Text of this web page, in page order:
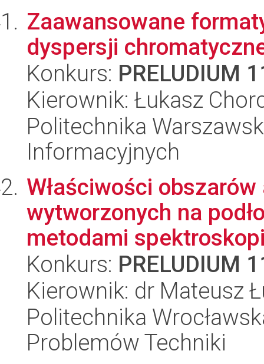
Zaawansowane
dyspersji
Konkurs: PRELUDIUM
Kierownik: Łukasz
Politechnika
Informacyjnych
Właściwości
wytworzonych na
metodami
Konkurs: PRELUDIUM
Kierownik: dr Mateusz
Politechnika
Problemów Techniki